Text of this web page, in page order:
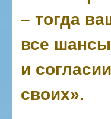
– тогда
все
и
своих».